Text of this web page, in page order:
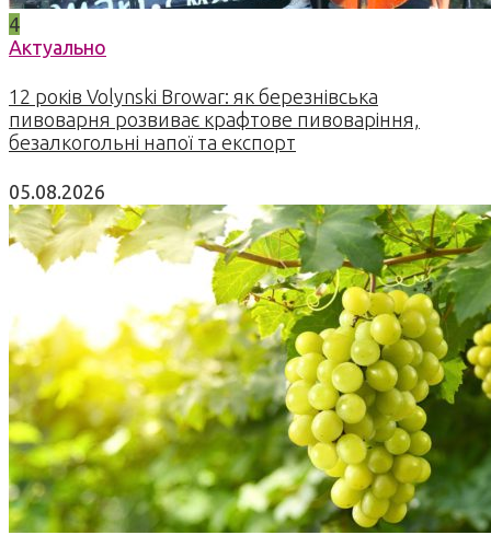
4
Актуально
12 років Volynski Browar: як березнівська
пивоварня розвиває крафтове пивоваріння,
безалкогольні напої та експорт
05.08.2026